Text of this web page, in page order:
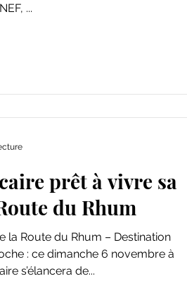
...
prêt à vivre sa
du Rhum
13h02, Xavier Macaire s’élancera de...